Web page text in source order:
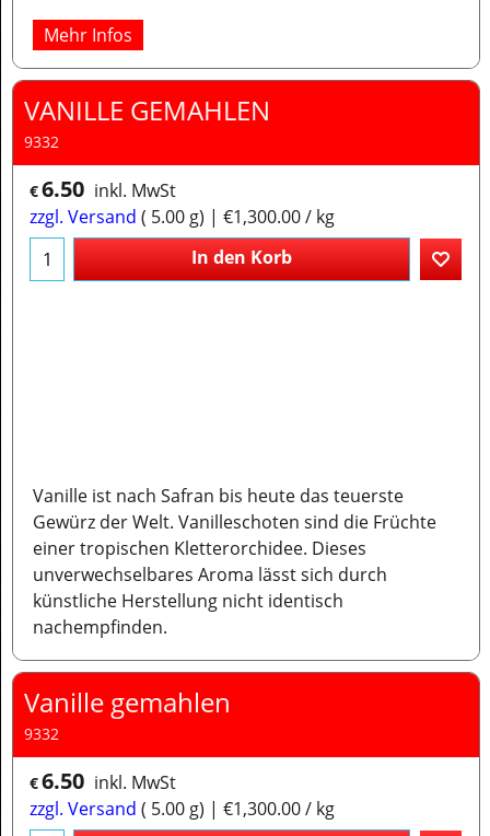
Mehr Infos
VANILLE GEMAHLEN
9332
€6.50 inkl. MwSt
zzgl. Versand
5.00 g €1,300.00/ kg
In den Korb
Vanille ist nach Safran bis heute das teuerste
Gewürz der Welt. Vanilleschoten sind die Früchte
einer tropischen Kletterorchidee. Dieses
unverwechselbares Aroma lässt sich durch
künstliche Herstellung nicht identisch
nachempfinden.
Vanille gemahlen
9332
€6.50 inkl. MwSt
zzgl. Versand
5.00 g €1,300.00/ kg